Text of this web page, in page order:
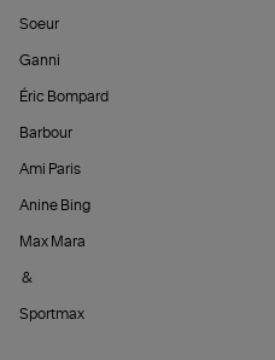
Soeur
Ganni
Éric Bompard
Barbour
Ami Paris
Anine Bing
Max Mara
&
Sportmax